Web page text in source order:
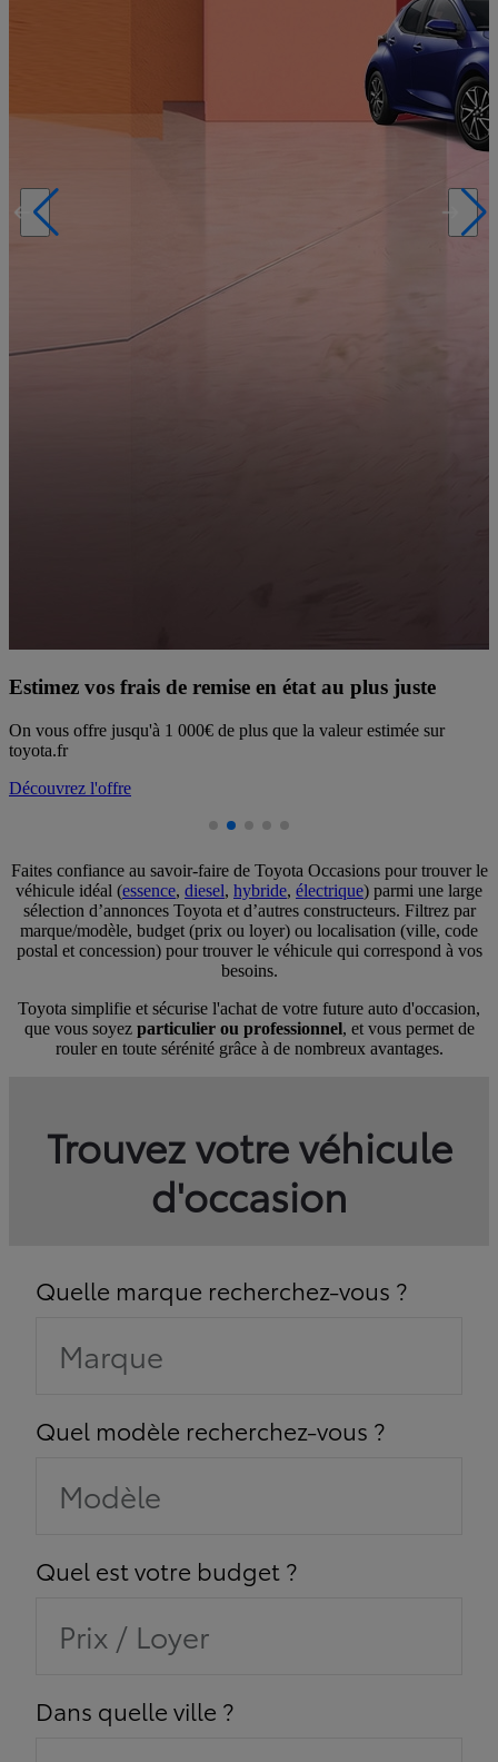
Estimez vos frais de remise en état au plus juste
On vous offre jusqu'à 1 000€ de plus que la valeur estimée sur
toyota.fr
Découvrez l'offre
Faites confiance au savoir-faire de Toyota Occasions pour trouver le
véhicule idéal (essence, diesel, hybride, électrique) parmi une large
sélection d’annonces Toyota et d’autres constructeurs. Filtrez par
marque/modèle, budget (prix ou loyer) ou localisation (ville, code
postal et concession) pour trouver le véhicule qui correspond à vos
besoins.
Toyota simplifie et sécurise l'achat de votre future auto d'occasion,
que vous soyez particulier ou professionnel, et vous permet de
rouler en toute sérénité grâce à de nombreux avantages.
Trouvez votre véhicule
d'occasion
Quelle marque recherchez-vous ?
Marque
Quel modèle recherchez-vous ?
Modèle
Quel est votre budget ?
Prix / Loyer
Dans quelle ville ?